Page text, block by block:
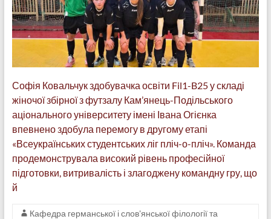
Софія Ковальчук здобувачка освіти Fil1-B25 у складі
жіночої збірної з футзалу Кам’янець-Подільського
аціонального університету імені Івана Огієнка
впевнено здобула перемогу в другому етапі
«Всеукраїнських студентських ліг пліч-о-пліч». Команда
продемонструвала високий рівень професійної
підготовки, витривалість і злагоджену командну гру, що
й
Кафедра германської і слов'янської філології та